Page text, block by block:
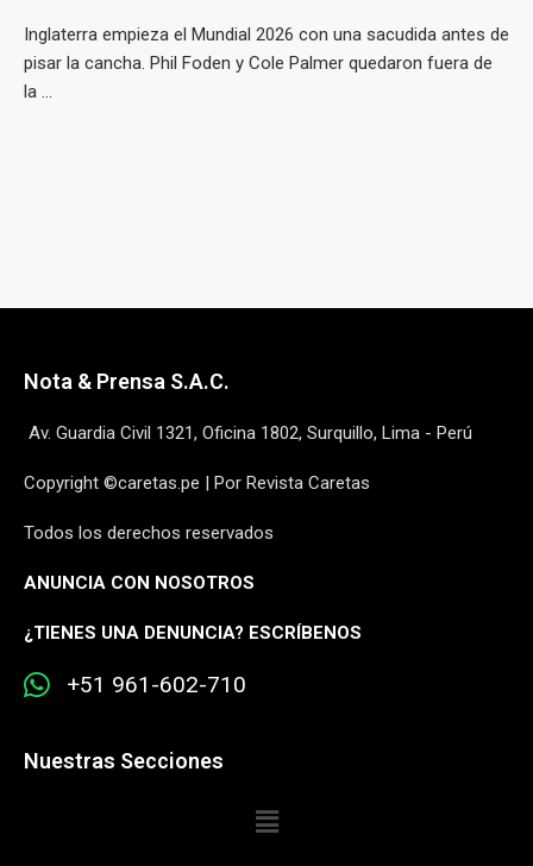
Inglaterra empieza el Mundial 2026 con una sacudida antes de
pisar la cancha. Phil Foden y Cole Palmer quedaron fuera de
la ...
Nota & Prensa S.A.C.
Av. Guardia Civil 1321, Oficina 1802, Surquillo, Lima - Perú
Copyright ©caretas.pe | Por Revista Caretas
Todos los derechos reservados
ANUNCIA CON NOSOTROS
¿TIENES UNA DENUNCIA? ESCRÍBENOS
+51 961-602-710
Nuestras Secciones